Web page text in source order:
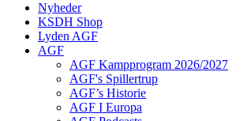
Nyheder
KSDH Shop
Lyden AGF
AGF
AGF Kampprogram 2026/2027
AGF's Spillertrup
AGF’s Historie
AGF I Europa